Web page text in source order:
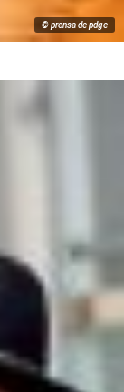
© prensa de pdge